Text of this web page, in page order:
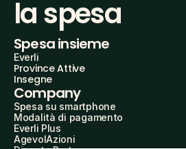
la spesa
Spesa insieme
Everli
Province Attive
Insegne
Company
Spesa su smartphone
Modalità di pagamento
Everli Plus
AgevolAzioni